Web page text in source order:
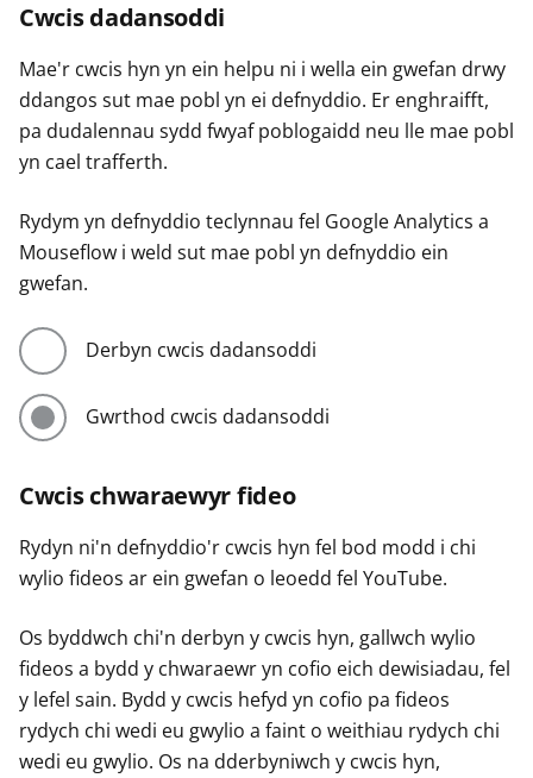
Cwcis dadansoddi
Mae'r cwcis hyn yn ein helpu ni i wella ein gwefan drwy
ddangos sut mae pobl yn ei defnyddio. Er enghraifft,
pa dudalennau sydd fwyaf poblogaidd neu lle mae pobl
yn cael trafferth.
Rydym yn defnyddio teclynnau fel Google Analytics a
Mouseflow i weld sut mae pobl yn defnyddio ein
gwefan.
Derbyn cwcis dadansoddi
Gwrthod cwcis dadansoddi
Cwcis chwaraewyr fideo
Rydyn ni'n defnyddio'r cwcis hyn fel bod modd i chi
wylio fideos ar ein gwefan o leoedd fel YouTube.
Os byddwch chi'n derbyn y cwcis hyn, gallwch wylio
fideos a bydd y chwaraewr yn cofio eich dewisiadau, fel
y lefel sain. Bydd y cwcis hefyd yn cofio pa fideos
rydych chi wedi eu gwylio a faint o weithiau rydych chi
wedi eu gwylio. Os na dderbyniwch y cwcis hyn,